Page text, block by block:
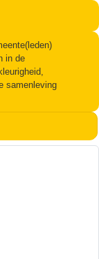
in de
samenleving